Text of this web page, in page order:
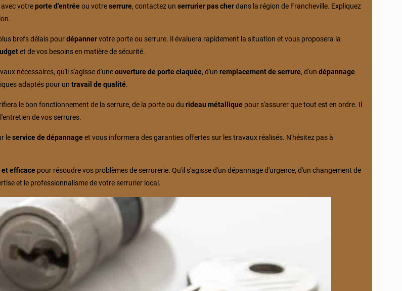
avec votreporte d'entréeou votreserrure, contactez unserrurier pas cherdans la région de Francheville. Expliquez
brefs délais pourdépannervotre porte ou serrure. Il évaluera rapidement la situation et vous proposera la
et de vos besoins en matière de sécurité.
nécessaires, qu'il s'agisse d'uneouverture de porte claquée, d'unremplacement de serrure, d'undépannage
adaptés pour untravail de qualité.
le bon fonctionnement de la serrure, de la porte ou durideau métallique pour s'assurer que tout est en ordre. Il
de vos serrures.
leservice de dépannageet vous informera des garanties offertes sur les travaux réalisés. N'hésitez pas à
efficace pour résoudre vos problèmes de serrurerie. Qu'il s'agisse d'un dépannage d'urgence, d'un changement de
et le professionnalisme de votre serrurier local.